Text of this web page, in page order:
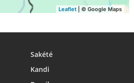
Leaflet | © Google Maps
Sakété
Kandi